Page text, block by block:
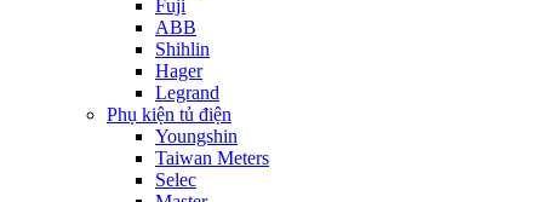
Fuji
ABB
Shihlin
Hager
Legrand
Phụ kiện tủ điện
Youngshin
Taiwan Meters
Selec